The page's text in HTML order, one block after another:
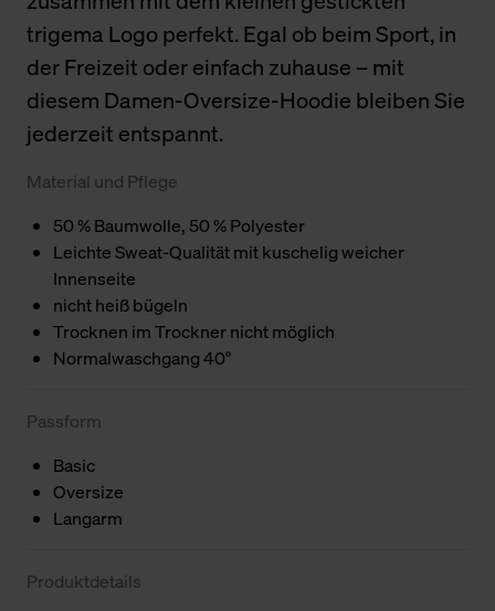
trigema Logo perfekt. Egal ob beim Sport, in
der Freizeit oder einfach zuhause – mit
diesem Damen-Oversize-Hoodie bleiben Sie
jederzeit entspannt.
Material und Pflege
50 % Baumwolle, 50 % Polyester
Leichte Sweat-Qualität mit kuschelig weicher
Innenseite
nicht heiß bügeln
Trocknen im Trockner nicht möglich
Normalwaschgang 40°
Passform
Basic
Oversize
Langarm
Produktdetails